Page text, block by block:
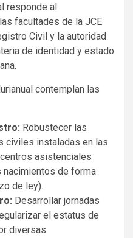
responde al
facultades de la JCE
Civil y la autoridad
de identidad y estado
contemplan las
Robustecer las
civiles instaladas en las
asistenciales
nacimientos de forma
de ley).
Desarrollar jornadas
el estatus de
diversas